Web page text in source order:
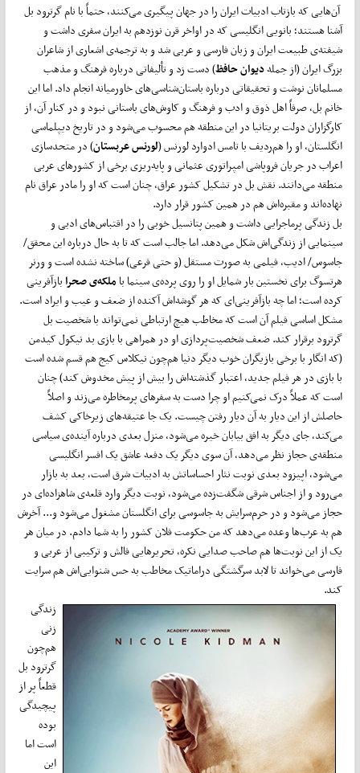
آن‌هایی که بازتاب ادبیات ایران را در جهان پیگیری می‌کنند، حتماً با نام گرترود بل
آشنا هستند؛ بانویی انگلیسی که در اواخر قرن نوزدهم به ایران سفری داشت و
شیفته‌ی طبیعت ایران و زبان فارسی و عربی شد و به ترجمه‌ی اشعاری از شاعران
بزرگ ایران (از جملهدیوان حافظ) دست زد و تألیفاتی درباره فرهنگ و مذهب
مسلمانان نوشت و تحقیقاتی درباره باستان‌شناسی‌های خاورمیانه انجام داد. اما این
خانم بل، صرفاً اهل ذوق و ادب و فرهنگ و کاوش‌های باستانی نبود و در کنار آن، از
کارگزاران دولت بریتانیا در این منطقه هم محسوب می‌شود و در تاریخ دیپلماسی
انگلستان، او را هم‌ردیف با تامس ادوارد لورنس (لورنس عربستان) در متحدسازی
اعراب در جریان فروپاشی امپراتوری عثمانی و پایه‌ریزی برخی از کشورهای عربی
منطقه می‌دانند. نقش بل در تشکیل کشور عراق، چنان است که او را مادر عراق نام
نهاده‌اند و مقبره‌اش هم در همین کشور قرار دارد.
بل زندگی پرماجرایی داشت و همین پتانسیل خوبی را در اقتباس‌های ادبی و
سینمایی از زندگی‌اش شکل می‌دهد. اما جالب است که تا به حال درباره این محقق/
جاسوس/ ادیب، فیلمی به صورت مستقل (و حتی فرعی) ساخته نشده است و ورنر
هرتسوگ برای نخستین بار شمایل او را روی پرده‌ی سینما باملکه‌ی صحرابازآفرینی
کرده است؛ اما چه بازآفرینی‌ای که هر گوشه‌اش آکنده از ضعف و عیب و ایراد است.
مشکل اساسی فیلم آن است که مخاطب هیچ ارتباطی نمی‌تواند با شخصیت بل
گرترود برقرار کند. ضعف شخصیت‌پردازی او در همراهی با بازی بد نیکول کیدمن
(که انگار با برخی بازیگران خوب دیگر دنیا هم‌چون نیکلاس کیج هم قسم شده است
با بازی در هر فیلم جدید، اعتبار گذشته‌اش را بیش از پیش مخدوش کند) چنان
است که عملاً درک نمی‌کنیم او چرا دست به سفرهای پرمخاطره می‌زند و اصلاً
حاصلش از این دیار به آن دیار رفتن چیست. یک جا عتیقه‌های زیرخاکی کشف
می‌کند، جای دیگر به افق بیابان خیره می‌شود، منزل بعدی درباره آینده‌ی سیاسی
منطقه‌ی حجاز نظر می‌دهد، آن سوی دیگر یک دفعه عاشق یک افسر انگلیسی
می‌شود، اپیزود بعدی نوبت نثار احساساتش به ادبیات شرق است، بعد به بازار
می‌رود و از اجناس شرقی شگفت‌زده می‌شود، نوبت دیگر وارد قلعه‌ی شاهزاده‌ای در
حجاز می‌شود و در حرم‌سرایش به جاسوسی برای انگلستان مشغول می‌شود و... آخرش
هم به عرب‌ها وعده می‌دهد که من حکومت فلان کشور را به شما دادم. در میان هر
یک از این نوبت‌ها هم صاحب صدایی نکره، تحریرهایی فالش و ترکیبی از عربی و
فارسی می‌خواند تا لابد سرگشتگی دراماتیک مخاطب به حس شنوایی‌اش هم سرایت
کند.
زندگی
زنی
هم‌چون
گرترود بل
قطعاً پر از
پیچیدگی
بوده
است اما
این